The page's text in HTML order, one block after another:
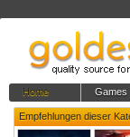
Home Games
Empfehlungen dieser